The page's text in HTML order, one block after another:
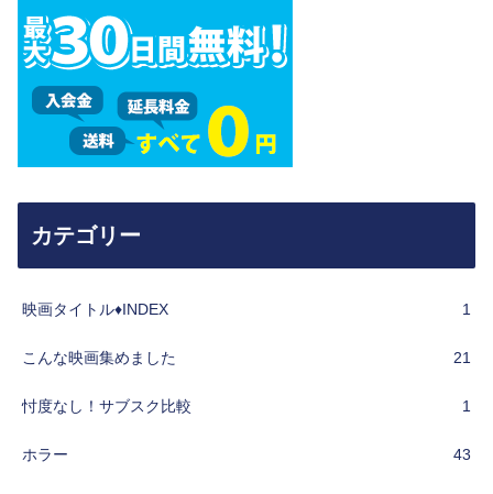
カテゴリー
映画タイトル♦︎INDEX 1
こんな映画集めました 21
忖度なし！サブスク比較 1
ホラー 43